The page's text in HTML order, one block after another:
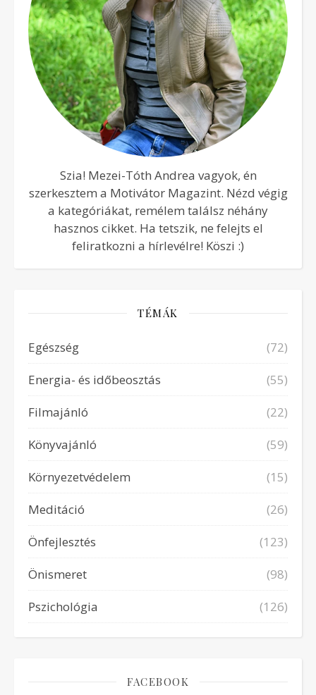
Szia! Mezei-Tóth Andrea vagyok, én
szerkesztem a Motivátor Magazint. Nézd végig
a kategóriákat, remélem találsz néhány
hasznos cikket. Ha tetszik, ne felejts el
feliratkozni a hírlevélre! Köszi :)
TÉMÁK
Egészség
(72)
Energia- és időbeosztás
(55)
Filmajánló
(22)
Könyvajánló
(59)
Környezetvédelem
(15)
Meditáció
(26)
Önfejlesztés
(123)
Önismeret
(98)
Pszichológia
(126)
FACEBOOK